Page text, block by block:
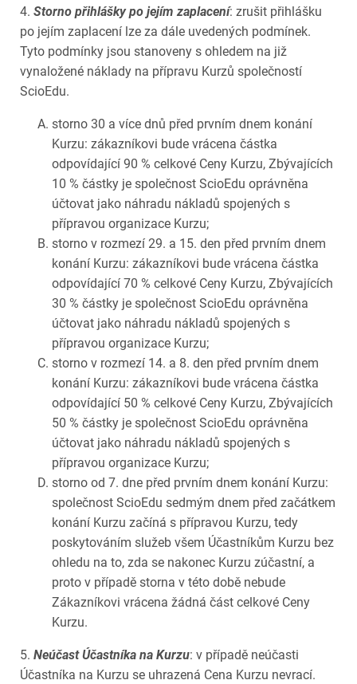
4. Storno přihlášky po jejím zaplacení: zrušit přihlášku
po jejím zaplacení lze za dále uvedených podmínek.
Tyto podmínky jsou stanoveny s ohledem na již
vynaložené náklady na přípravu Kurzů společností
ScioEdu.
storno 30 a více dnů před prvním dnem konání
Kurzu: zákazníkovi bude vrácena částka
odpovídající 90 % celkové Ceny Kurzu, Zbývajících
10 % částky je společnost ScioEdu oprávněna
účtovat jako náhradu nákladů spojených s
přípravou organizace Kurzu;
storno v rozmezí 29. a 15. den před prvním dnem
konání Kurzu: zákazníkovi bude vrácena částka
odpovídající 70 % celkové Ceny Kurzu, Zbývajících
30 % částky je společnost ScioEdu oprávněna
účtovat jako náhradu nákladů spojených s
přípravou organizace Kurzu;
storno v rozmezí 14. a 8. den před prvním dnem
konání Kurzu: zákazníkovi bude vrácena částka
odpovídající 50 % celkové Ceny Kurzu, Zbývajících
50 % částky je společnost ScioEdu oprávněna
účtovat jako náhradu nákladů spojených s
přípravou organizace Kurzu;
storno od 7. dne před prvním dnem konání Kurzu:
společnost ScioEdu sedmým dnem před začátkem
konání Kurzu začíná s přípravou Kurzu, tedy
poskytováním služeb všem Účastníkům Kurzu bez
ohledu na to, zda se nakonec Kurzu zúčastní, a
proto v případě storna v této době nebude
Zákazníkovi vrácena žádná část celkové Ceny
Kurzu.
5. Neúčast Účastníka na Kurzu: v případě neúčasti
Účastníka na Kurzu se uhrazená Cena Kurzu nevrací.